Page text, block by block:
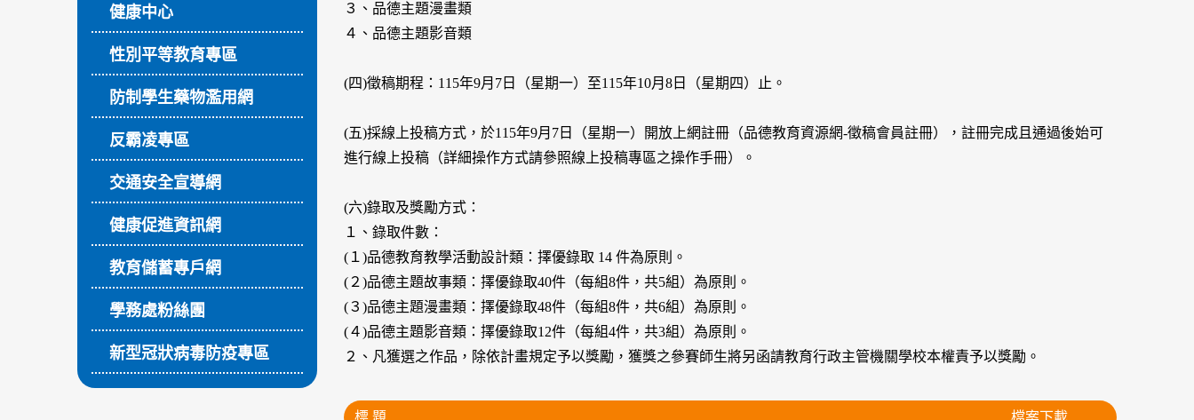
健康中心
性別平等教育專區
防制學生藥物濫用網
反霸凌專區
交通安全宣導網
健康促進資訊網
教育儲蓄專戶網
學務處粉絲團
新型冠狀病毒防疫專區
３、品德主題漫畫類
４、品德主題影音類
(四)徵稿期程：115年9月7日（星期一）至115年10月8日（星期四）止。
(五)採線上投稿方式，於115年9月7日（星期一）開放上網註冊（品德教育資源網-徵稿會員註冊），註冊完成且通過後始可
進行線上投稿（詳細操作方式請參照線上投稿專區之操作手冊）。
(六)錄取及獎勵方式：
１、錄取件數：
(１)品德教育教學活動設計類：擇優錄取 14 件為原則。
(２)品德主題故事類：擇優錄取40件（每組8件，共5組）為原則。
(３)品德主題漫畫類：擇優錄取48件（每組8件，共6組）為原則。
(４)品德主題影音類：擇優錄取12件（每組4件，共3組）為原則。
２、凡獲選之作品，除依計畫規定予以獎勵，獲獎之參賽師生將另函請教育行政主管機關學校本權責予以獎勵。
標 題 檔案下載